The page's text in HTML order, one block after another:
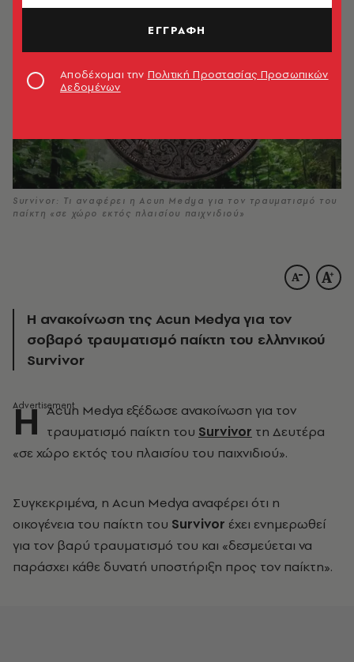
Survivor: Τι αναφέρει η Acun Medya για τον τραυματισμό του
παίκτη «σε χώρο εκτός πλαισίου παιχνιδιού»
Η ανακοίνωση της Acun Medya για τον
σοβαρό τραυματισμό παίκτη του ελληνικού
Survivor
Η Acun Medya εξέδωσε ανακοίνωση για τον
τραυματισμό παίκτη του Survivor τη Δευτέρα
«σε χώρο εκτός του πλαισίου του παιχνιδιού».
Συγκεκριμένα, η Acun Medya αναφέρει ότι η
οικογένεια του παίκτη του Survivor έχει ενημερωθεί
για τον βαρύ τραυματισμό του και «δεσμεύεται να
παράσχει κάθε δυνατή υποστήριξη προς τον παίκτη».
ΕΓΓΡΑΦΗ
Αποδέχομαι την Πολιτική Προστασίας Προσωπικών
Δεδομένων